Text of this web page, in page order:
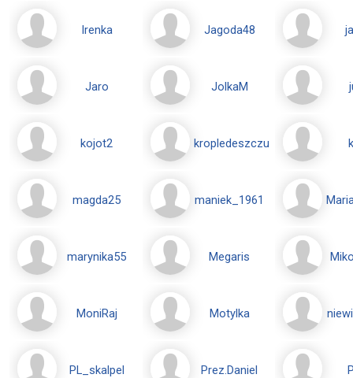
Irenka Jagoda48
Jaro JolkaM
kojot2 kropledeszczu
magda25 maniek_1961
marynika55 Megaris
MoniRaj Motylka
PL_skalpel Prez.Daniel